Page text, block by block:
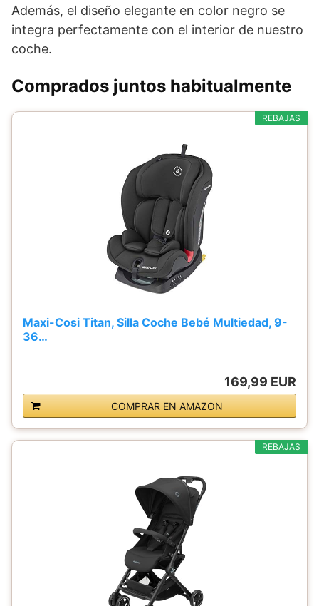
Además, el diseño elegante en color negro se
integra perfectamente con el interior de nuestro
coche.
Comprados juntos habitualmente
REBAJAS
Maxi-Cosi Titan, Silla Coche Bebé Multiedad, 9-
36…
169,99 EUR
COMPRAR EN AMAZON
REBAJAS